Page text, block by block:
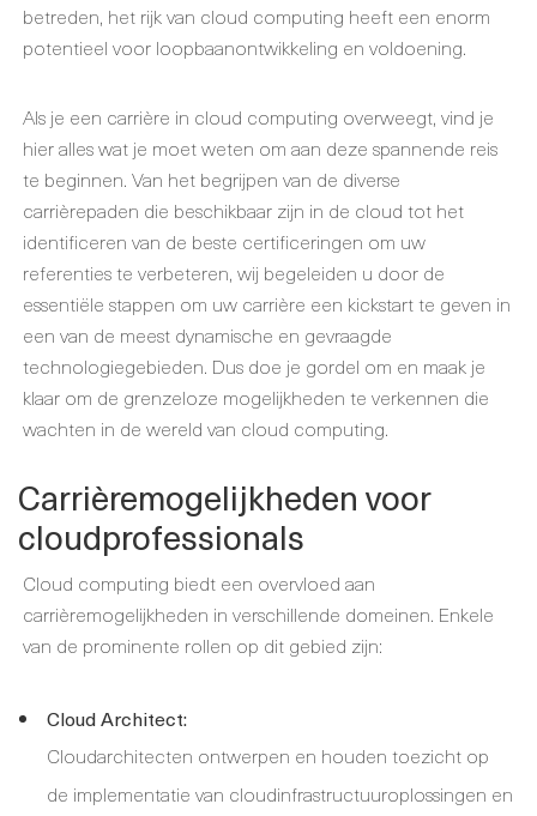
betreden, het rijk van cloud computing heeft een enorm
potentieel voor loopbaanontwikkeling en voldoening.
Als je een carrière in cloud computing overweegt, vind je
hier alles wat je moet weten om aan deze spannende reis
te beginnen. Van het begrijpen van de diverse
carrièrepaden die beschikbaar zijn in de cloud tot het
identificeren van de beste certificeringen om uw
referenties te verbeteren, wij begeleiden u door de
essentiële stappen om uw carrière een kickstart te geven in
een van de meest dynamische en gevraagde
technologiegebieden. Dus doe je gordel om en maak je
klaar om de grenzeloze mogelijkheden te verkennen die
wachten in de wereld van cloud computing.
Carrièremogelijkheden voor
cloudprofessionals
Cloud computing biedt een overvloed aan
carrièremogelijkheden in verschillende domeinen. Enkele
van de prominente rollen op dit gebied zijn:
Cloud Architect:
Cloudarchitecten ontwerpen en houden toezicht op
de implementatie van cloudinfrastructuuroplossingen en